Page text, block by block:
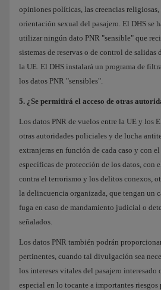
opiniones políticas, las creencias religiosas,
orientación sexual del pasajero. El DHS se
utilizar ningún dato PNR "sensible" que
sistemas de reservas o de control de salidas
la UE. El DHS instalará un programa de
los datos PNR "sensibles".
5. ¿Se permitirá el acceso de otras
Los datos PNR de vuelos entre la UE y los
otras autoridades policiales y de lucha
extranjeras en función de cada caso y con
específicas de protección de los datos, con
contra el terrorismo y los delitos conexos,
la delincuencia organizada, que tengan un
fuga en caso de mandamiento judicial o
señalados.
Los datos PNR también podrán
pertinentes, cuando tal divulgación sea
los intereses vitales del pasajero interesado
especial en lo tocante a importantes riesgos